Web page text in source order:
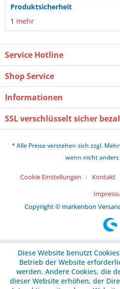
Produktsicherheit
1 mehr
Service Hotline
Shop Service
Informationen
SSL verschlüsselt sicher
* Alle Preise verstehen sich zzgl.
wenn nicht anders
Cookie Einstellungen Kontakt
Copyright © markenbon
Diese Website benutzt
Betrieb der Website
werden. Andere Cookies, die
dieser Website erhöhen, der